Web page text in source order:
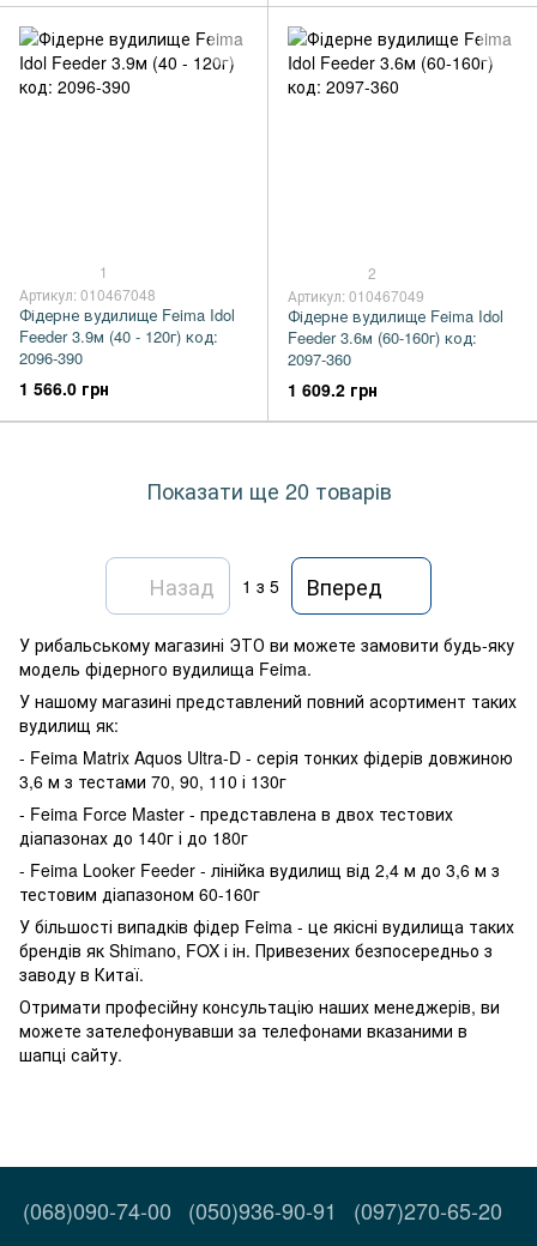
1
Артикул: 010467048
Фідерне вудилище Feima Idol
Feeder 3.9м (40 - 120г) код:
2096-390
1 566.0 грн
2
Артикул: 010467049
Фідерне вудилище Feima Idol
Feeder 3.6м (60-160г) код:
2097-360
1 609.2 грн
Показати ще 20 товарів
Назад 1 з 5 Вперед
У рибальському магазині ЭТО ви можете замовити будь-яку
модель фідерного вудилища Feima.
У нашому магазині представлений повний асортимент таких
вудилищ як:
- Feima Matrix Aquos Ultra-D - серія тонких фідерів довжиною
3,6 м з тестами 70, 90, 110 і 130г
- Feima Force Master - представлена ​​в двох тестових
діапазонах до 140г і до 180г
- Feima Looker Feeder - лінійка вудилищ від 2,4 м до 3,6 м з
тестовим діапазоном 60-160г
У більшості випадків фідер Feima - це якісні вудилища таких
брендів як Shimano, FOX і ін. Привезених безпосередньо з
заводу в Китаї.
Отримати професійну консультацію наших менеджерів, ви
можете зателефонувавши за телефонами вказаними в
шапці сайту.
(068)090-74-00 (050)936-90-91 (097)270-65-20